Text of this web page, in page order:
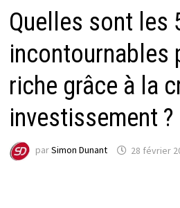
Quelles sont les
incontournables
riche grâce à la
investissement ?
parSimon Dunant 28 février